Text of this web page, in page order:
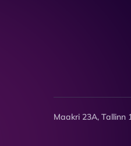
Maakri 23A, Tallinn